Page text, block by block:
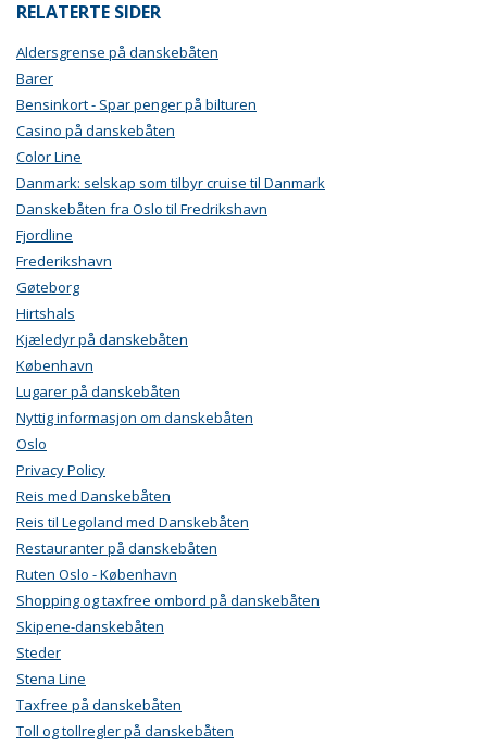
RELATERTE SIDER
Aldersgrense på danskebåten
Barer
Bensinkort - Spar penger på bilturen
Casino på danskebåten
Color Line
Danmark: selskap som tilbyr cruise til Danmark
Danskebåten fra Oslo til Fredrikshavn
Fjordline
Frederikshavn
Gøteborg
Hirtshals
Kjæledyr på danskebåten
København
Lugarer på danskebåten
Nyttig informasjon om danskebåten
Oslo
Privacy Policy
Reis med Danskebåten
Reis til Legoland med Danskebåten
Restauranter på danskebåten
Ruten Oslo - København
Shopping og taxfree ombord på danskebåten
Skipene-danskebåten
Steder
Stena Line
Taxfree på danskebåten
Toll og tollregler på danskebåten